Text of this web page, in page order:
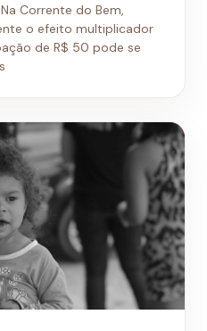
Corrente do Bem,
o efeito multiplicador
de R$ 50 pode se